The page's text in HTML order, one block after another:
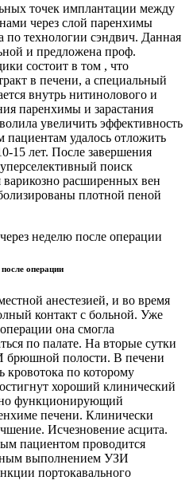
точек имплантации между
через слой паренхимы
по технологии сэндвич. Данная
и предложена проф.
состоит в том , что
в печени, а специальный
внутрь нитинолового и
паренхимы и зарастания
увеличить эффективность
удалось отложить
15 лет. После завершения
поиск
расширенных вен
плотной пеной
операции
анестезией, и во время
контакт с больной. Уже
она смогла
по палате. На вторые сутки
брюшной полости. В печени
кровотока по которому
хороший клинический
функционирующий
печени. Клинически
Исчезновение асцита.
пациентом проводится
выполнением УЗИ
портокавального